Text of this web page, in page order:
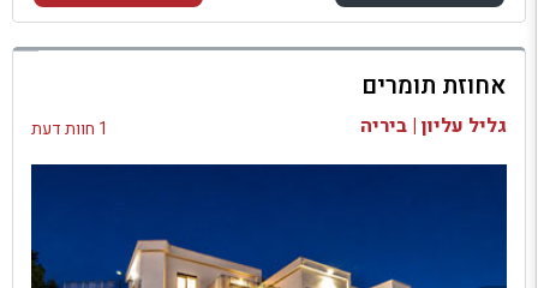
למתחם זה
בדיקת זמינות ומחירים
אחוזת תומרים
גליל עליון | ביריה 1 חוות דעת